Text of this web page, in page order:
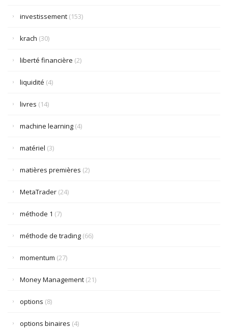
investissement (153)
krach (30)
liberté financière (2)
liquidité (4)
livres (14)
machine learning (4)
matériel (3)
matières premières (2)
MetaTrader (24)
méthode 1 (7)
méthode de trading (66)
momentum (27)
Money Management (21)
options (8)
options binaires (4)